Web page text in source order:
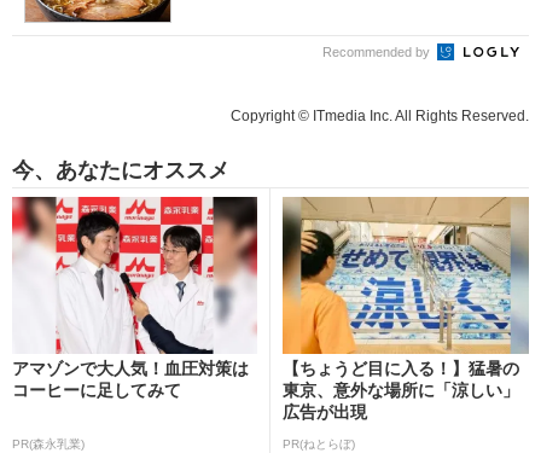
Recommended by
Copyright © ITmedia Inc. All Rights Reserved.
今、あなたにオススメ
アマゾンで大人気！血圧対策は
コーヒーに足してみて
PR(森永乳業)
【ちょうど目に入る！】猛暑の
東京、意外な場所に「涼しい」
広告が出現
PR(ねとらぼ)